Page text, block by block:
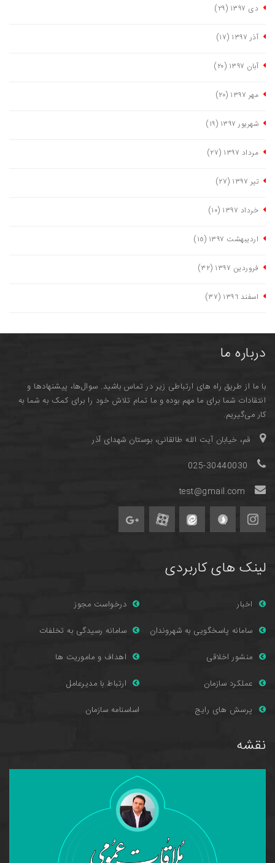
دی ١٣٩٧ (٢٩)
آذر ١٣٩٧ (١٧)
آبان ١٣٩٧ (٢٠)
مهر ١٣٩٧ (٢٠)
شهریور ١٣٩٧ (١٩)
مرداد ١٣٩٧ (٢٧)
تیر ١٣٩٧ (٢٧)
خرداد ١٣٩٧ (١٠)
اردیبهشت ١٣٩٧ (١٥)
فروردین ١٣٩٧ (٣٢)
اسفند ١٣٩٦ (٣٧)
درباره ما
با ما از طریق راه های ارتباطی زیر در تماس باشید. سوال‌ها، پیشنهادها و
انتقادات شما برای ما مهم بوده و ما تمام تلاش خود را برای کمک به شما به
کار می‌گیریم.
قم، خیابان آیت الله طالقانی، بوستان شهدای آذر
025-30440030
test@gmail.com
لینک های کاربردی
اخبار
درخواست مجوز
سامانه پاسخگویی به شهروندان
سامانه رسیدگی به تخلفات
منشور اخلاقی
اهداف و ماموریت ها
عملکرد سازمان
ارتباط با مدیرعامل
پرسش های رایج اساسنامه سازمان
نقشه